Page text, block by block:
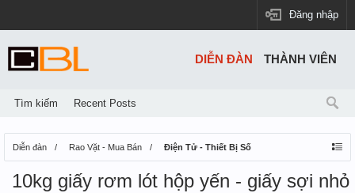
Đăng nhập
Diễn đàn Rao Vặt - Mua Bán Điện Tử - Thiết Bị Số
10kg giấy rơm lót hộp yến - giấy sợi nhỏ
DIỄN ĐÀN
Tìm kiếm Recent Posts
THÀNH VIÊN